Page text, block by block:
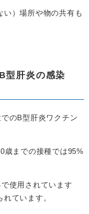
）場所や物の共有も
型肝炎の感染
のB型肝炎ワクチン
までの接種では95%
使用されています
ています。